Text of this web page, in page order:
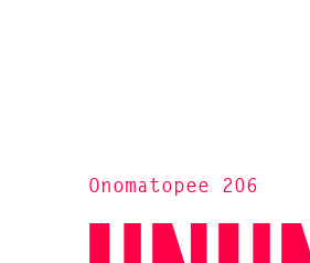
Onomatopee 206